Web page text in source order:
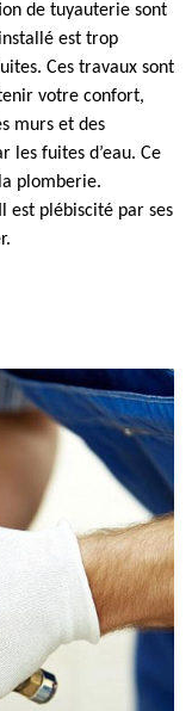
de tuyauterie sont
est trop
Ces travaux sont
votre confort,
murs et des
les fuites d’eau. Ce
plomberie.
est plébiscité par ses